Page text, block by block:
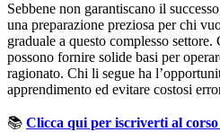
Sebbene non garantiscano il
una preparazione preziosa per chi
graduale a questo complesso
possono fornire solide basi per
ragionato. Chi li segue ha
apprendimento ed evitare costosi
📚 Clicca qui per iscriverti al